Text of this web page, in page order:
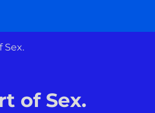
Sex.
of Sex.